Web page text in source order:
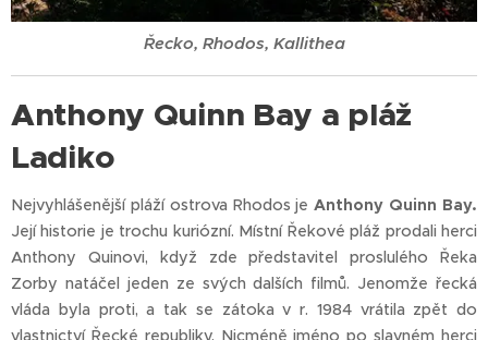
Řecko, Rhodos, Kallithea
Anthony Quinn Bay a pláž
Ladiko
Nejvyhlášenější pláží ostrova Rhodos jeAnthony Quinn Bay.
Její historie je trochu kuriózní. Místní Řekové pláž prodali herci
Anthony Quinovi, když zde představitel proslulého Řeka
Zorby natáčel jeden ze svých dalších filmů. Jenomže řecká
vláda byla proti, a tak se zátoka v r. 1984 vrátila zpět do
vlastnictví Řecké republiky. Nicméně jméno po slavném herci